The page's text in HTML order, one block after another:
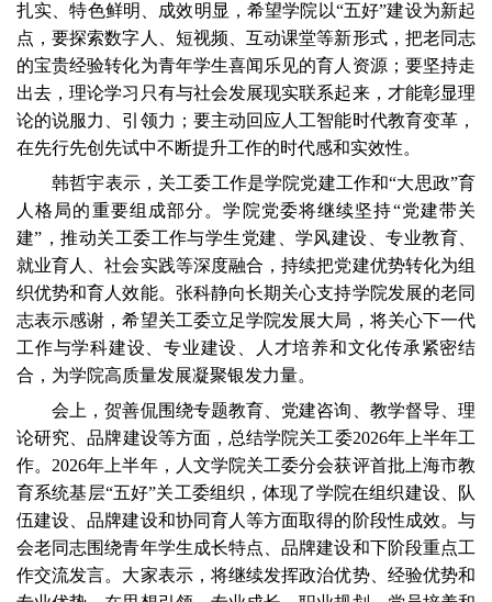
扎实、特色鲜明、成效明显，希望学院以“五好”建设为新起
点，要探索数字人、短视频、互动课堂等新形式，把老同志
的宝贵经验转化为青年学生喜闻乐见的育人资源；要坚持走
出去，理论学习只有与社会发展现实联系起来，才能彰显理
论的说服力、引领力；要主动回应人工智能时代教育变革，
在先行先创先试中不断提升工作的时代感和实效性。
韩哲宇表示，关工委工作是学院党建工作和“大思政”育
人格局的重要组成部分。学院党委将继续坚持“党建带关
建”，推动关工委工作与学生党建、学风建设、专业教育、
就业育人、社会实践等深度融合，持续把党建优势转化为组
织优势和育人效能。张科静向长期关心支持学院发展的老同
志表示感谢，希望关工委立足学院发展大局，将关心下一代
工作与学科建设、专业建设、人才培养和文化传承紧密结
合，为学院高质量发展凝聚银发力量。
会上，贺善侃围绕专题教育、党建咨询、教学督导、理
论研究、品牌建设等方面，总结学院关工委2026年上半年工
作。 2026年上半年，人文学院关工委分会获评首批上海市教
育系统基层“五好”关工委组织，体现了学院在组织建设、队
伍建设、品牌建设和协同育人等方面取得的阶段性成效。与
会老同志围绕青年学生成长特点、品牌建设和下阶段重点工
作交流发言。大家表示，将继续发挥政治优势、经验优势和